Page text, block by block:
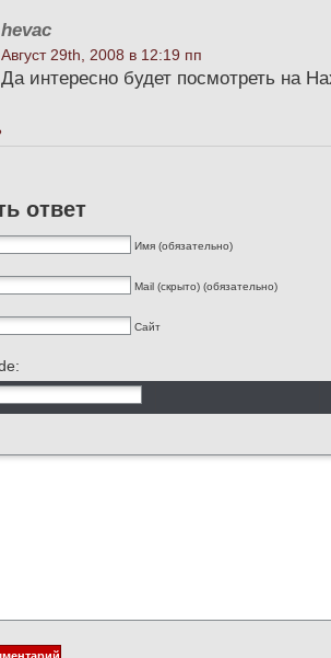
hevac
Август 29th, 2008 в 12:19 пп
Да интересно будет посмотреть на
ответ
Имя (обязательно)
Mail (скрыто) (обязательно)
Сайт